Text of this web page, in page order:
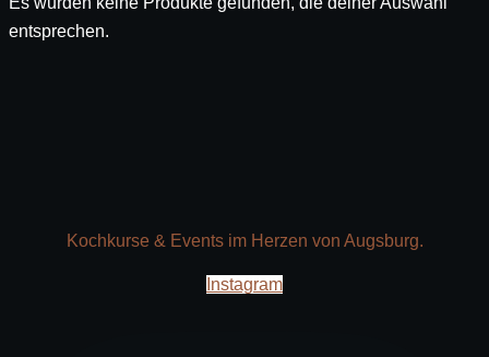
entsprechen.
Kochkurse & Events im Herzen von Augsburg.
Instagram